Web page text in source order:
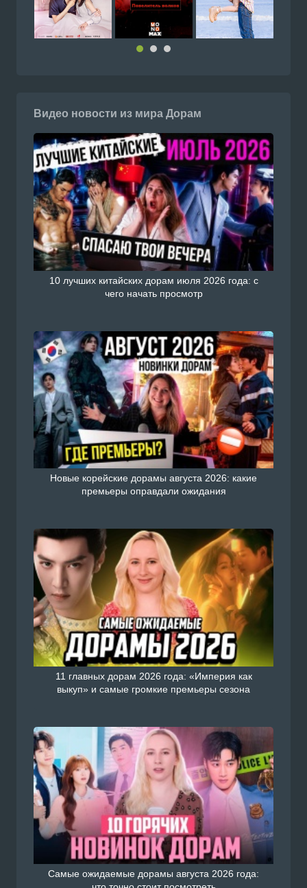
Видео новости из мира Дорам
10 лучших китайских дорам июля 2026 года: с
чего начать просмотр
Новые корейские дорамы августа 2026: какие
премьеры оправдали ожидания
11 главных дорам 2026 года: «Империя как
выкуп» и самые громкие премьеры сезона
Самые ожидаемые дорамы августа 2026 года: